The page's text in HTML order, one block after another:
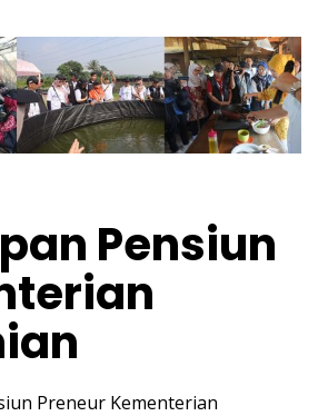
Pensiun
Preneur Kementerian